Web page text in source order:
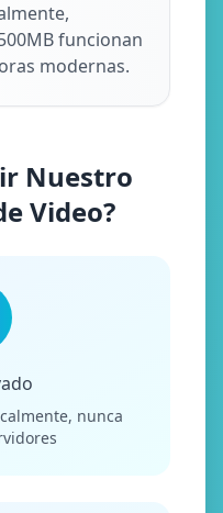
funcionan
modernas.
Nuestro
Video?
nunca